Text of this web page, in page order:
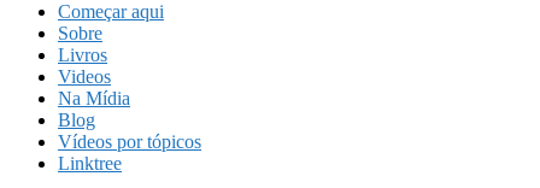
Começar aqui
Sobre
Livros
Videos
Na Mídia
Blog
Vídeos por tópicos
Linktree